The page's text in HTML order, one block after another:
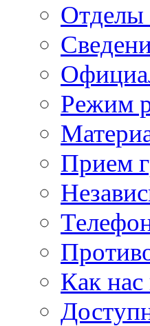
Отделы
Режим
Прием
Как нас